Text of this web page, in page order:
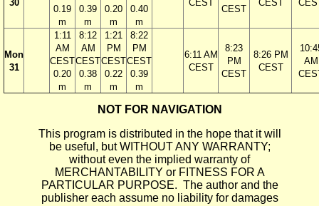
30
0.19
m
0.39
m
0.20
m
0.40
m
CEST
CEST
CEST
Mon
31
1:11
AM
CEST
0.20
m
8:12
AM
CEST
0.38
m
1:21
PM
CEST
0.22
m
8:22
PM
CEST
0.39
m
6:11 AM
CEST
8:23
PM
CEST
8:26 PM
CEST
AM
NOT FOR NAVIGATION
This program is distributed in the hope that it will
be useful, but WITHOUT ANY WARRANTY;
without even the implied warranty of
MERCHANTABILITY or FITNESS FOR A
PARTICULAR PURPOSE. The author and the
publisher each assume no liability for damages